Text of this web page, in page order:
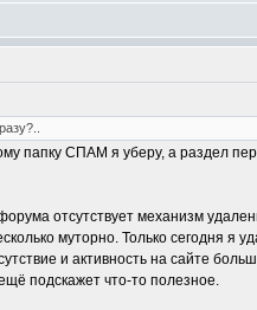
папку СПАМ я уберу, а раздел
отсутствует механизм
муторно. Только сегодня я
и активность на сайте
подскажет что-то полезное.